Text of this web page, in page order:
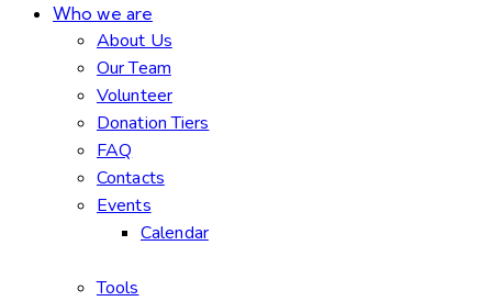
Who we are
About Us
Our Team
Volunteer
Donation Tiers
FAQ
Contacts
Events
Calendar
Tools